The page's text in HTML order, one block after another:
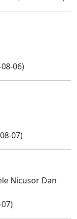
06)
07)
Nicusor Dan